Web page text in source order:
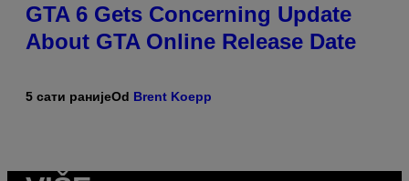
GTA 6 Gets Concerning Update
About GTA Online Release Date
5 сати ранијеOd Brent Koepp